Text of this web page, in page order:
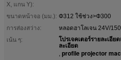
X, แกน Y):
ขนาดหน้าจอ (มม.): Ф312 ใช้ช่วง>Ф300
การส่องสว่าง:
หลอดฮาโลเจน 24V/
เน้น ๆ:
โปรเจคเตอร์รายละเอีย
ละเอียด
, profile projector